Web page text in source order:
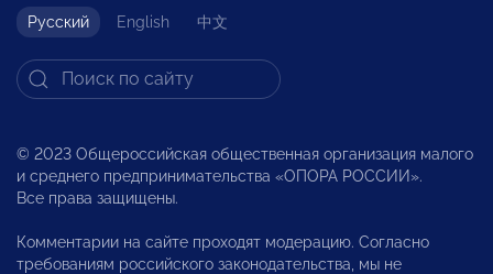
Русский English 中文
© 2023 Общероссийская общественная организация малого
и среднего предпринимательства «ОПОРА РОССИИ».
Все права защищены.
Комментарии на сайте проходят модерацию. Согласно
требованиям российского законодательства, мы не